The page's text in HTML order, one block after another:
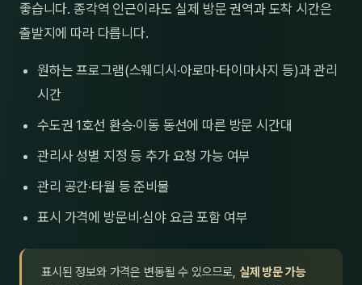
좋습니다. 종각역 인근이라도 실제 방문 권역과 도착 시간은
출발지에 따라 다릅니다.
원하는 프로그램(스웨디시·아로마·타이마사지 등)과 관리
시간
수도권 1호선 환승·이동 동선에 따른 방문 시간대
관리사 성별 지정 등 추가 요청 가능 여부
관리 공간·타월 등 준비물
표시 가격에 방문비·심야 요금 포함 여부
표시된 정보와 가격은 변동될 수 있으므로, 실제 방문 가능